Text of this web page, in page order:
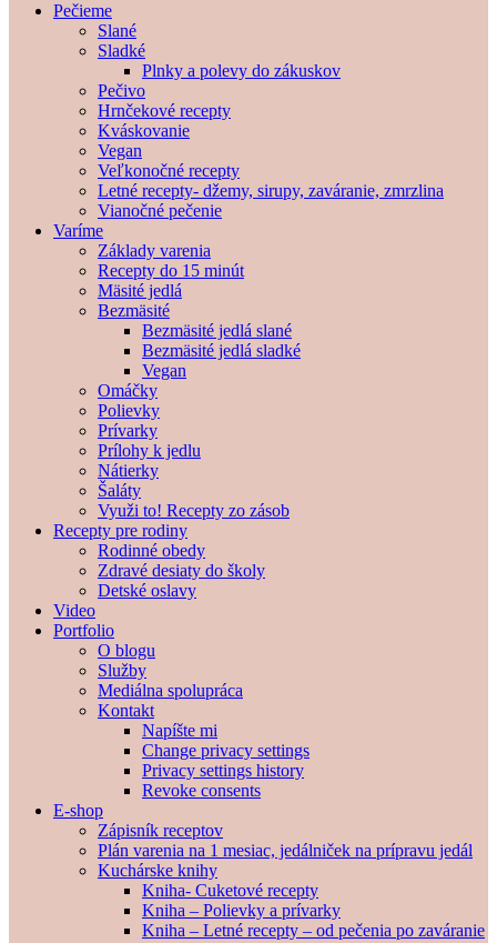
Pečieme
Slané
Sladké
Plnky a polevy do zákuskov
Pečivo
Hrnčekové recepty
Kváskovanie
Vegan
Veľkonočné recepty
Letné recepty- džemy, sirupy, zaváranie, zmrzlina
Vianočné pečenie
Varíme
Základy varenia
Recepty do 15 minút
Mäsité jedlá
Bezmäsité
Bezmäsité jedlá slané
Bezmäsité jedlá sladké
Vegan
Omáčky
Polievky
Prívarky
Prílohy k jedlu
Nátierky
Šaláty
Využi to! Recepty zo zásob
Recepty pre rodiny
Rodinné obedy
Zdravé desiaty do školy
Detské oslavy
Video
Portfolio
O blogu
Služby
Mediálna spolupráca
Kontakt
Napíšte mi
Change privacy settings
Privacy settings history
Revoke consents
E-shop
Zápisník receptov
Plán varenia na 1 mesiac, jedálniček na prípravu jedál
Kuchárske knihy
Kniha- Cuketové recepty
Kniha – Polievky a prívarky
Kniha – Letné recepty – od pečenia po zaváranie